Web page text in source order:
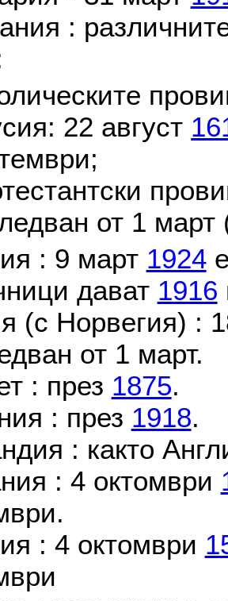
:
22 август
от 1 март
: 9 март 1924е
дават 1916
(с Норвегия) :
от 1 март.
: през 1875.
: през 1918.
: както
: 4 октомври
: 4 октомври